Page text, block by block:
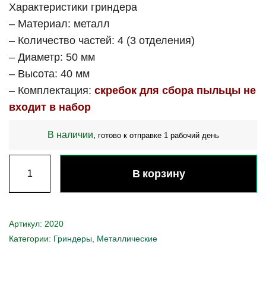
Характеристики гриндера
– Материал: металл
– Количество частей: 4 (3 отделения)
– Диаметр: 50 мм
– Высота: 40 мм
– Комплектация: скребок для сбора пыльцы не
входит в набор
В наличии, готово к отправке 1 рабочий день
В корзину
Артикул: 2020
Категории: Гриндеры Металлические